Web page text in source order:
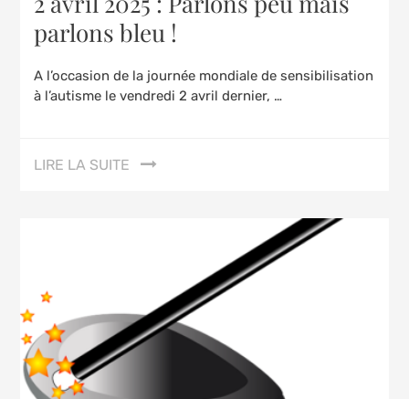
parlons bleu !
A l’occasion de la journée mondiale de sensibilisation
à l’autisme le vendredi 2 avril dernier, …
LIRE LA SUITE